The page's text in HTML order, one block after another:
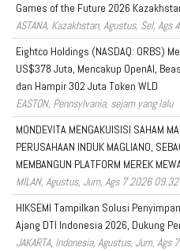
Games of the Future 2026
ASTANA, Kazakhstan, Agustus, Sel,
Eightco Holdings (NASDAQ: ORBS)
US$378 Juta, Mencakup OpenAI,
dan Hampir 302 Juta Token WLD
EASTON, Pennsylvania, sejam yang lalu
MONDEVITA MENGAKUISISI SAHAM
PERUSAHAAN INDUK MAGLIANO,
MEMBANGUN PLATFORM MEREK
MILAN, Agustus, Jum, Ags 7 2026 09.32
HIKSEMI Tampilkan Solusi
Ajang DTI Indonesia 2026, Dukung
JAKARTA, Indonesia, Agustus, Jum,